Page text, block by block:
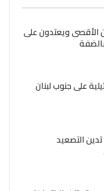
ويعتدون على
التصعيد